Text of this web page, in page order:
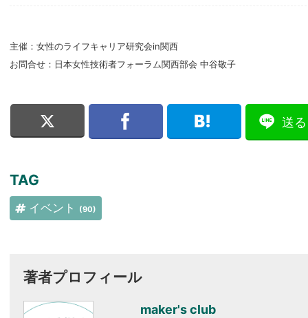
主催：女性のライフキャリア研究会in関西
お問合せ：日本女性技術者フォーラム関西部会 中谷敬子
送る
TAG
イベント (90)
著者プロフィール
maker's club